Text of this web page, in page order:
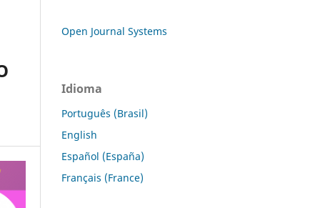
Open Journal Systems
Idioma
Português (Brasil)
English
Español (España)
Français (France)